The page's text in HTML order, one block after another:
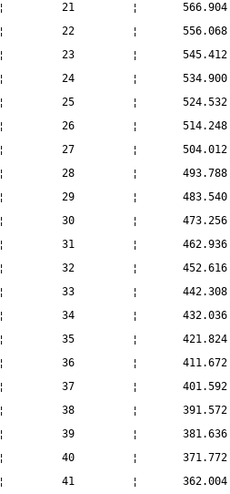
¦         21         ¦
¦         22         ¦
¦         23         ¦
¦         24         ¦
¦         25         ¦
¦         26         ¦
¦         27         ¦
¦         28         ¦
¦         29         ¦
¦         30         ¦
¦         31         ¦
¦         32         ¦
¦         33         ¦
¦         34         ¦
¦         35         ¦
¦         36         ¦
¦         37         ¦
¦         38         ¦
¦         39         ¦
¦         40         ¦
¦         41         ¦